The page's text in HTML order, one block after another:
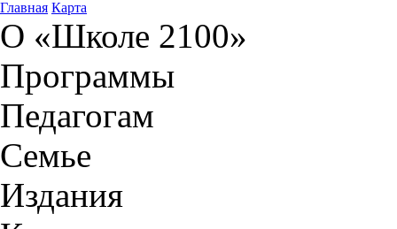
Главная Карта
О «Школе 2100»
Программы
Педагогам
Семье
Издания